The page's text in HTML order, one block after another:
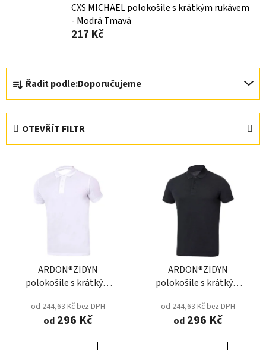
CXS MICHAEL polokošile s krátkým rukávem
- Modrá Tmavá
217 Kč
z
Řadit podle:Doporučujeme
OTEVŘÍT FILTR
ARDON®ZIDYN
polokošile s krátkým
od 244,63 Kč bez DPH
od 296 Kč
ARDON®ZIDYN
polokošile s krátkým
od 244,63 Kč bez DPH
od 296 Kč